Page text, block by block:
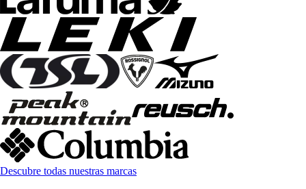
Descubre todas nuestras marcas